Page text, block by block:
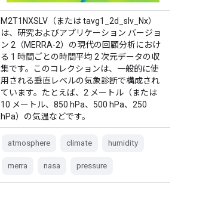
M2T1NXSLV（または tavg1_2d_slv_Nx）
は、研究およびアプリケーション バージョ
ン 2（MERRA-2）の現代の回顧分析におけ
る 1 時間ごとの時間平均 2 次元データの収
集です。このコレクションは、一般的に使
用される垂直レベルの気象診断で構成され
ています。たとえば、2 メートル（または
10 メートル、850 hPa、500 hPa、250
hPa）の気温などです。
atmosphere climate humidity
merra nasa pressure